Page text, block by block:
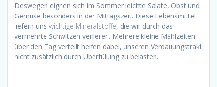
Deswegen eignen sich im Sommer leichte Salate, Obst und
Gemüse besonders in der Mittagszeit. Diese Lebensmittel
liefern uns wichtige Mineralstoffe, die wir durch das
vermehrte Schwitzen verlieren. Mehrere kleine Mahlzeiten
über den Tag verteilt helfen dabei, unseren Verdauungstrakt
nicht zusätzlich durch Überfüllung zu belasten.